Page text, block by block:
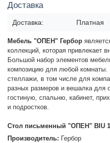
Доставка
Доставка: Платная
Мебель "ОПЕН" Гербор
коллекций, которая привлекает
Большой набор элементов
композицию для любой
стеллажи, в том числе для
разных размеров и вешалка для
гостиную, спальню, кабинет,
и подростков.
Стол письменный "ОПЕН" BIU
Производитель: Гербор